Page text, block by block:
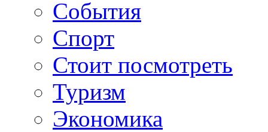
События
Спорт
Стоит посмотреть
Туризм
Экономика